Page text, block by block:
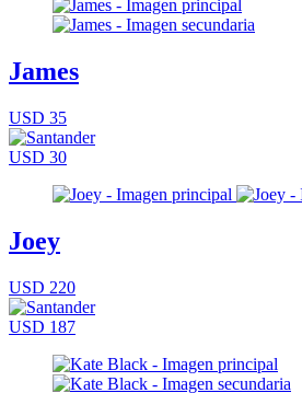
James
USD 35
USD 30
Joey
USD 220
USD 187